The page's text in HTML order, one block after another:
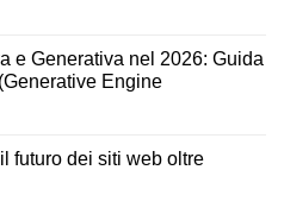
e Generativa nel 2026: Guida
Engine
futuro dei siti web oltre